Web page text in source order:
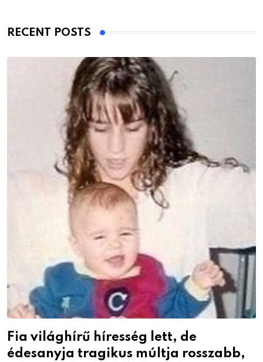
RECENT POSTS
Fia világhírű híresség lett, de
édesanyja tragikus múltja rosszabb,